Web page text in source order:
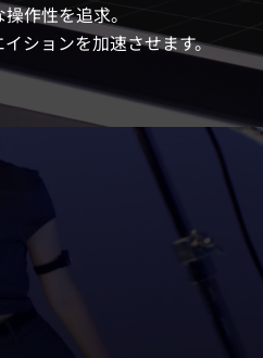
作性を追求。
ションを加速させます。